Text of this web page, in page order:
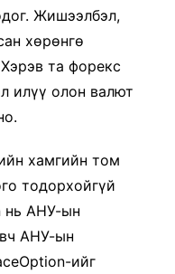
Жишээлбэл,
хөрөнгө
та форекс
илүү олон валют
хамгийн том
тодорхойгүй
нь АНУ-ын
АНУ-ын
ийг